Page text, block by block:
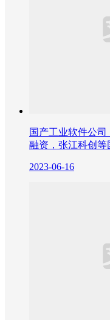
国产工业软件公
融资，张江科创等
2023-06-16